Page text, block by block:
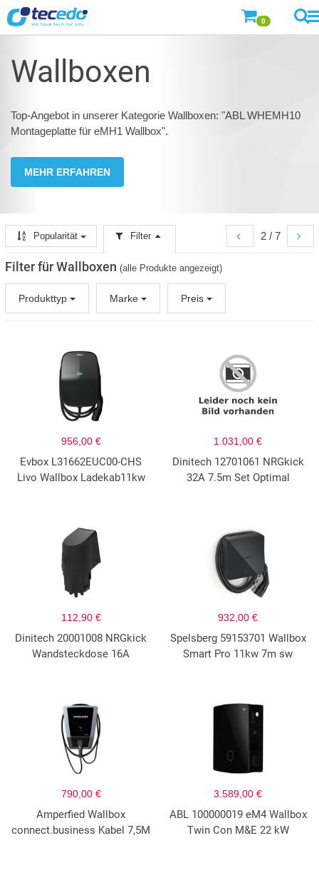
0
Wallboxen
Top-Angebot in unserer Kategorie Wallboxen: "ABL WHEMH10
Montageplatte für eMH1 Wallbox".
MEHR ERFAHREN
2 / 7
Popularität Filter
Filter für Wallboxen (alle Produkte angezeigt)
Produkttyp Marke Preis
956,00 €
Evbox L31662EUC00-CHS
Livo Wallbox Ladekab11kw
1.031,00 €
Dinitech 12701061 NRGkick
32A 7.5m Set Optimal
112,90 €
Dinitech 20001008 NRGkick
Wandsteckdose 16A
932,00 €
Spelsberg 59153701 Wallbox
Smart Pro 11kw 7m sw
790,00 €
Amperfied Wallbox
connect.business Kabel 7,5M
3.589,00 €
ABL 100000019 eM4 Wallbox
Twin Con M&E 22 kW